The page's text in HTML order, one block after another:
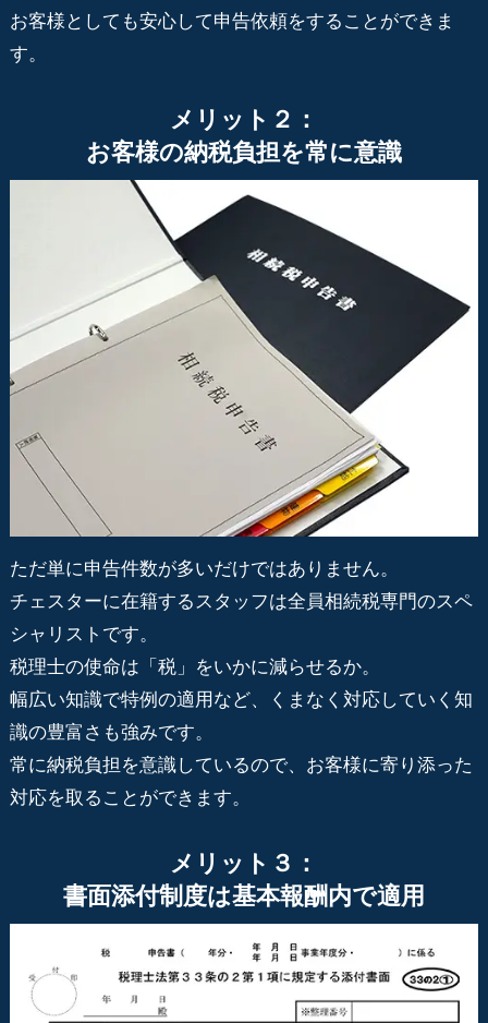
お客様としても安心して申告依頼をすることができま
す。
メリット２：
お客様の納税負担を常に意識
ただ単に申告件数が多いだけではありません。
チェスターに在籍するスタッフは全員相続税専門のスペ
シャリストです。
税理士の使命は「税」をいかに減らせるか。
幅広い知識で特例の適用など、くまなく対応していく知
識の豊富さも強みです。
常に納税負担を意識しているので、お客様に寄り添った
対応を取ることができます。
メリット３：
書面添付制度は基本報酬内で適用